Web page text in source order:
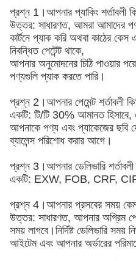
প্রশ্ন 1।আপনার প্যাকিং শর্তাবলী
উত্তর: সাধারণত, আমরা আমাদের
কার্টনে প্যাক করি অথবা কাঠের কেস
নিবন্ধিত পেটেন্ট থাকে,
আপনার অনুমোদনের চিঠি পাওয়ার পরে
পণ্যগুলি প্যাক করতে পারি।
প্রশ্ন 2।আপনার পেমেন্ট শর্তাবলী
একটি: টি/টি 30% আমানত
আপনাকে পণ্য এবং প্যাকেজের ছবি
ব্যালেন্স পরিশোধ করার আগে।
প্রশ্ন 3।আপনার ডেলিভারি
একটি: EXW, FOB, CRF,
প্রশ্ন 4।আপনার প্রসবের সময়
উত্তর: সাধারণত, আপনার অগ্রিম
সময় লাগবে।নির্দিষ্ট ডেলিভারি সময়
আইটেম এবং আপনার অর্ডারের